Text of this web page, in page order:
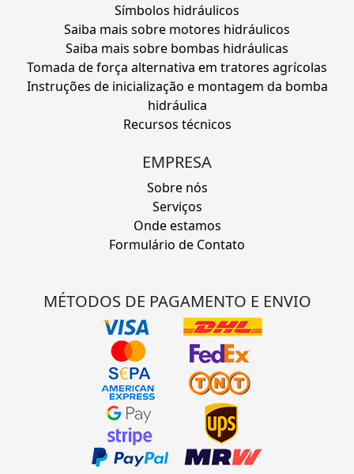
Símbolos hidráulicos
Saiba mais sobre motores hidráulicos
Saiba mais sobre bombas hidráulicas
Tomada de força alternativa em tratores agrícolas
Instruções de inicialização e montagem da bomba
hidráulica
Recursos técnicos
EMPRESA
Sobre nós
Serviços
Onde estamos
Formulário de Contato
MÉTODOS DE PAGAMENTO E ENVIO